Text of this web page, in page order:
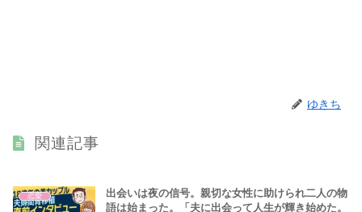
ゆきち
関連記事
恋愛
出会いは夜の信号。親切な女性に助けられ二人の物
語は始まった。「夫に出会って人生が輝き始めた。